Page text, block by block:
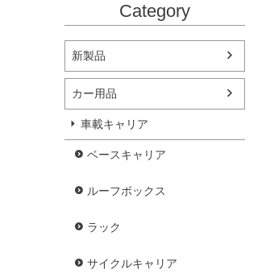
Category
新製品
カー用品
車載キャリア
ベースキャリア
ルーフボックス
ラック
サイクルキャリア